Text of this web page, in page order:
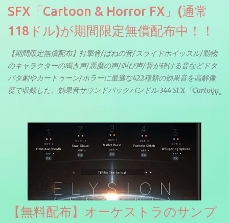
SFX「Cartoon & Horror FX」(通常
118ドル)が期間限定無償配布中！！
【期間限定無償配布】打撃音/ばねの音/スライドホイッスル/動物
のキャラクターの鳴き声/悪魔の声/叫び声/骨が砕ける音などドタ
バタ劇やカートゥーン/ホラーに最適な422種類の効果音を高解像
度で収録した、効果音サウンドパックバンドル 344 SFX「Cartoon
【無料配布】オーケストラのサンプ